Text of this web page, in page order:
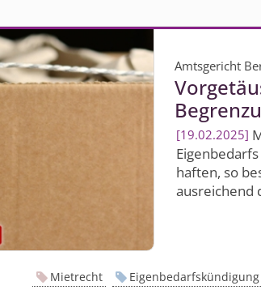
Amtsgericht
19.02.2025
haften, so
ausreichend
Mietrecht Eigenbedarfskündigung